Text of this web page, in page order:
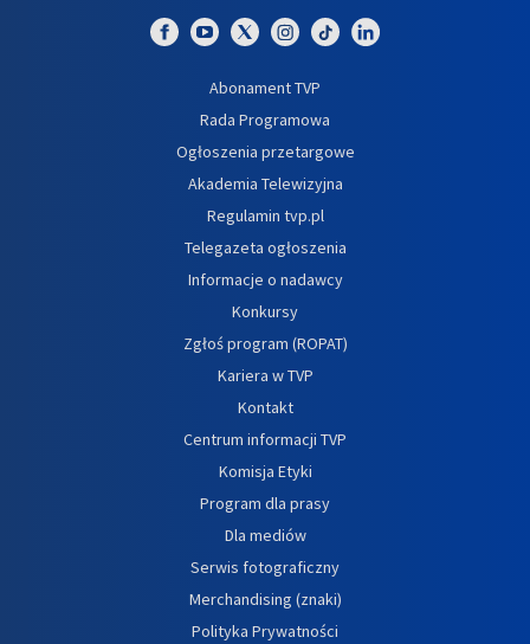
Abonament TVP
Rada Programowa
Ogłoszenia przetargowe
Akademia Telewizyjna
Regulamin tvp.pl
Telegazeta ogłoszenia
Informacje o nadawcy
Konkursy
Zgłoś program (ROPAT)
Kariera w TVP
Kontakt
Centrum informacji TVP
Komisja Etyki
Program dla prasy
Dla mediów
Serwis fotograficzny
Merchandising (znaki)
Polityka Prywatności